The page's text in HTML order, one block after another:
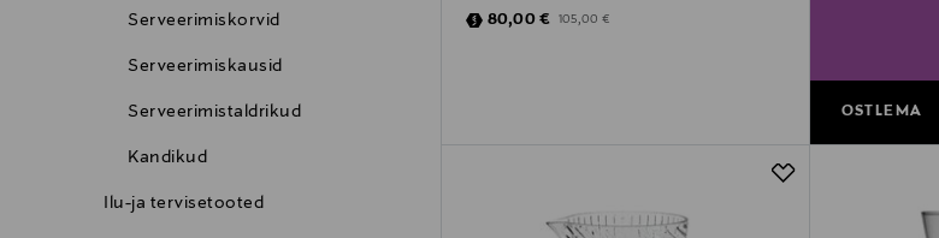
Serveerimiskorvid
Serveerimiskausid
Serveerimistaldrikud
Kandikud
Ilu-ja tervisetooted
Discounted Price
80,00 € Original Price
105,00 €
OSTLEMA